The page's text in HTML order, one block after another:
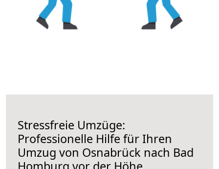
Stressfreie Umzüge:
Professionelle Hilfe für Ihren
Umzug von Osnabrück nach Bad